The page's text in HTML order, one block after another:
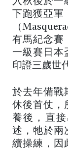
下跑獲亞
（
有馬紀念賽
一級賽日本
印證三歲世
於去年備戰
休後首仗，
養後，直
述，牠於兩
續操練，因